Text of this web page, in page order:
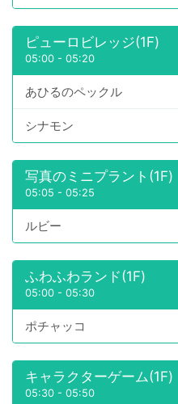
ピューロビレッジ(1F)
05:00 - 05:20
あひるのペックル
シナモン
写真のミニプラント(1F)
05:05 - 05:25
ルビー
ふわふわランド(1F)
05:00 - 05:30
ポチャッコ
キャラクターゲーム(1F)
05:30 - 05:50